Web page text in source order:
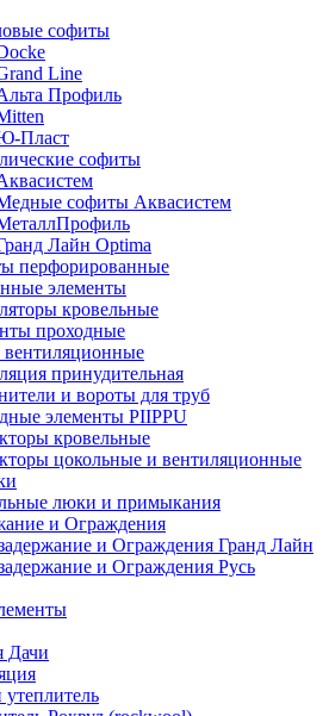
софиты
Line
Профиль
Пласт
софиты
софиты Аквасистем
Лайн Optima
перфорированные
элементы
кровельные
проходные
принудительная
и вороты для труб
элементы PIIPPU
кровельные
цокольные и вентиляционные
люки и примыкания
и Ограждения
и Ограждения Гранд Лайн
и Ограждения Русь
Дачи
утеплитель